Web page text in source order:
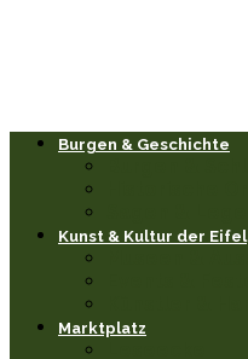
Burgen & Geschichte
Kunst & Kultur der Eifel
Marktplatz